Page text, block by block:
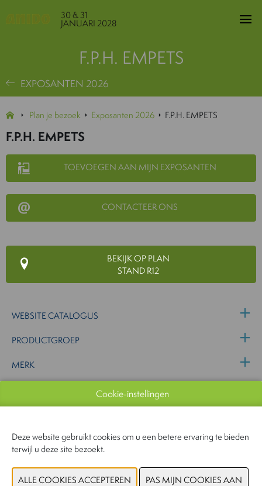
30 & 31
JANUARI 2028
F.P.H. EMPETS
EXPOSANTEN 2026
Plan je bezoek Exposanten 2026 F.P.H. EMPETS
F.P.H. EMPETS
TOEVOEGEN AAN MIJN EXPOSANTEN
CONTACTEER ONS
BEKIJK OP PLAN
STAND R12
WEBSITE CATALOGUS
PRODUCTGROEP
MERK
VORIGE VOLGENDE
Waarom deelnemen
Cookie-instellingen
Deze website gebruikt cookies om u een betere ervaring te bieden
terwijl u deze site bezoekt.